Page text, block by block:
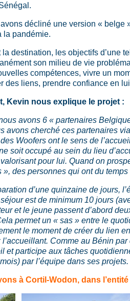
décliné une version « belge
la pandémie.
destination, les objectifs d’une
son milieu de vie
compétences, vivre un
des liens, prendre confiance en
Kevin nous explique le projet :
avons 6 « partenaires
avons cherché ces partenaires
Woofers ont le sens de
soit occupé au sein du lieu
valorisant pour lui. Quand on
», des personnes qui ont du
d’une quinzaine de jours,
est de minimum 10 jours
et le jeune passent d’abord
permet un « sas » entre le
le moment de créer du lien
Comme au Bénin
et participe aux tâches
par l’équipe dans ses projets.
à Cortil-Wodon, dans